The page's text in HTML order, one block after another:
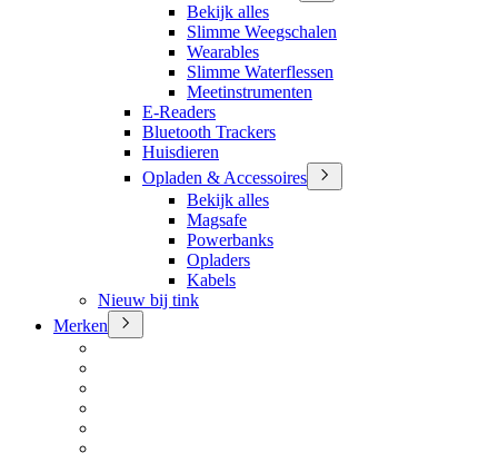
Bekijk alles
Slimme Weegschalen
Wearables
Slimme Waterflessen
Meetinstrumenten
E-Readers
Bluetooth Trackers
Huisdieren
Opladen & Accessoires
Bekijk alles
Magsafe
Powerbanks
Opladers
Kabels
Nieuw bij tink
Merken